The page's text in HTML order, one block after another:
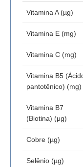
Vitamina A (µg)
Vitamina E (mg)
Vitamina C (mg)
Vitamina B5
pantotênico) (mg)
Vitamina B7
(Biotina) (μg)
Cobre (µg)
Selênio (µg)